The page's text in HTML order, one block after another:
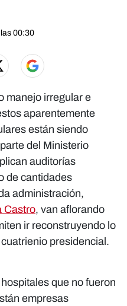
00:30
manejo irregular e
aparentemente
están siendo
del Ministerio
auditorías
de cantidades
administración,
Castro, van aflorando
ir reconstruyendo lo
presidencial.
que no fueron
empresas